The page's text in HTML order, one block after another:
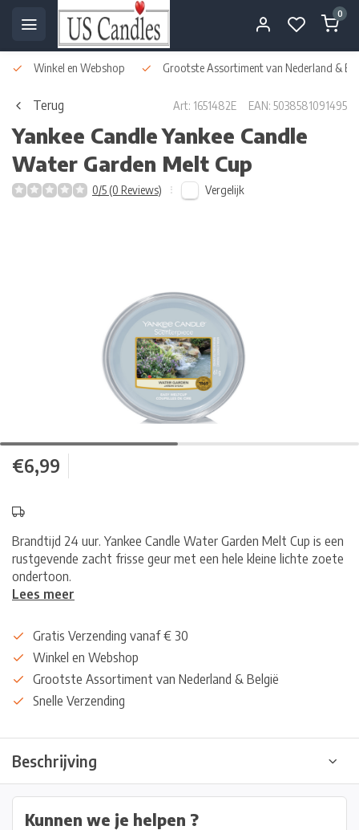
0
Winkel en Webshop Grootste Assortiment van Nederland &
Terug Art: 1651482E EAN: 5038581091495
Yankee CandleYankee Candle
Water Garden Melt Cup
0/5 (0 Reviews) Vergelijk
€6,99
Brandtijd 24 uur. Yankee Candle Water Garden Melt Cup is een
rustgevende zacht frisse geur met een hele kleine lichte zoete
ondertoon.
Lees meer
Gratis Verzending vanaf € 30
Winkel en Webshop
Grootste Assortiment van Nederland & België
Snelle Verzending
Beschrijving
Kunnen we je helpen ?